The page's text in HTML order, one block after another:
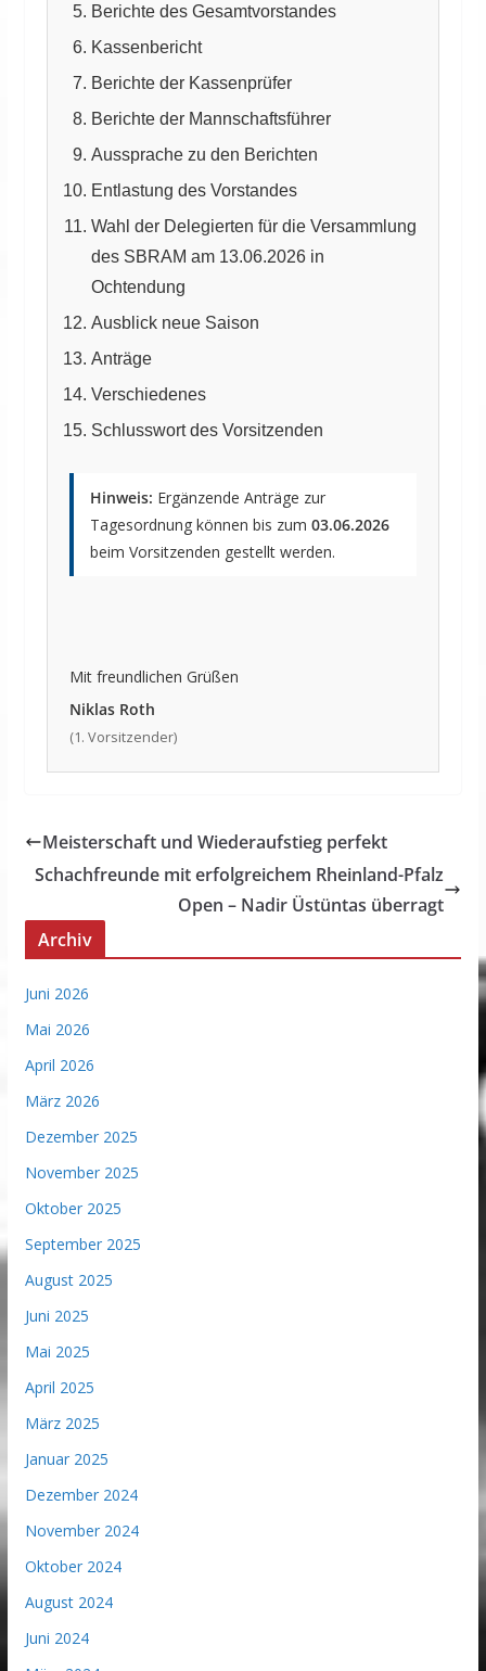
Berichte des Gesamtvorstandes
Kassenbericht
Berichte der Kassenprüfer
Berichte der Mannschaftsführer
Aussprache zu den Berichten
Entlastung des Vorstandes
Wahl der Delegierten für die Versammlung
des SBRAM am 13.06.2026 in
Ochtendung
Ausblick neue Saison
Anträge
Verschiedenes
Schlusswort des Vorsitzenden
Hinweis: Ergänzende Anträge zur
Tagesordnung können bis zum 03.06.2026
beim Vorsitzenden gestellt werden.
Mit freundlichen Grüßen
Niklas Roth
(1. Vorsitzender)
Meisterschaft und Wiederaufstieg perfekt
Schachfreunde mit erfolgreichem Rheinland-Pfalz
Open – Nadir Üstüntas überragt
Archiv
Juni 2026
Mai 2026
April 2026
März 2026
Dezember 2025
November 2025
Oktober 2025
September 2025
August 2025
Juni 2025
Mai 2025
April 2025
März 2025
Januar 2025
Dezember 2024
November 2024
Oktober 2024
August 2024
Juni 2024